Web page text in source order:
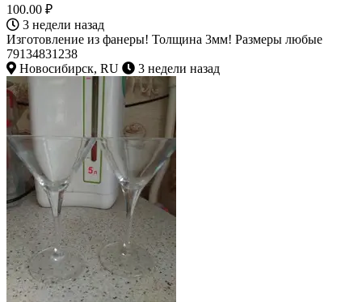
100.00 ₽
3 недели назад
Изготовление из фанеры! Толщина 3мм! Размеры любые
79134831238
Новосибирск, RU
3 недели назад